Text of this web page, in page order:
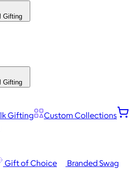
Gifting
Gifting
Gifting
Custom Collections
Gift of Choice
Branded Swag